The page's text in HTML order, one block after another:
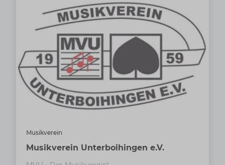
Musikverein
Musikverein Unterboihingen e.V.